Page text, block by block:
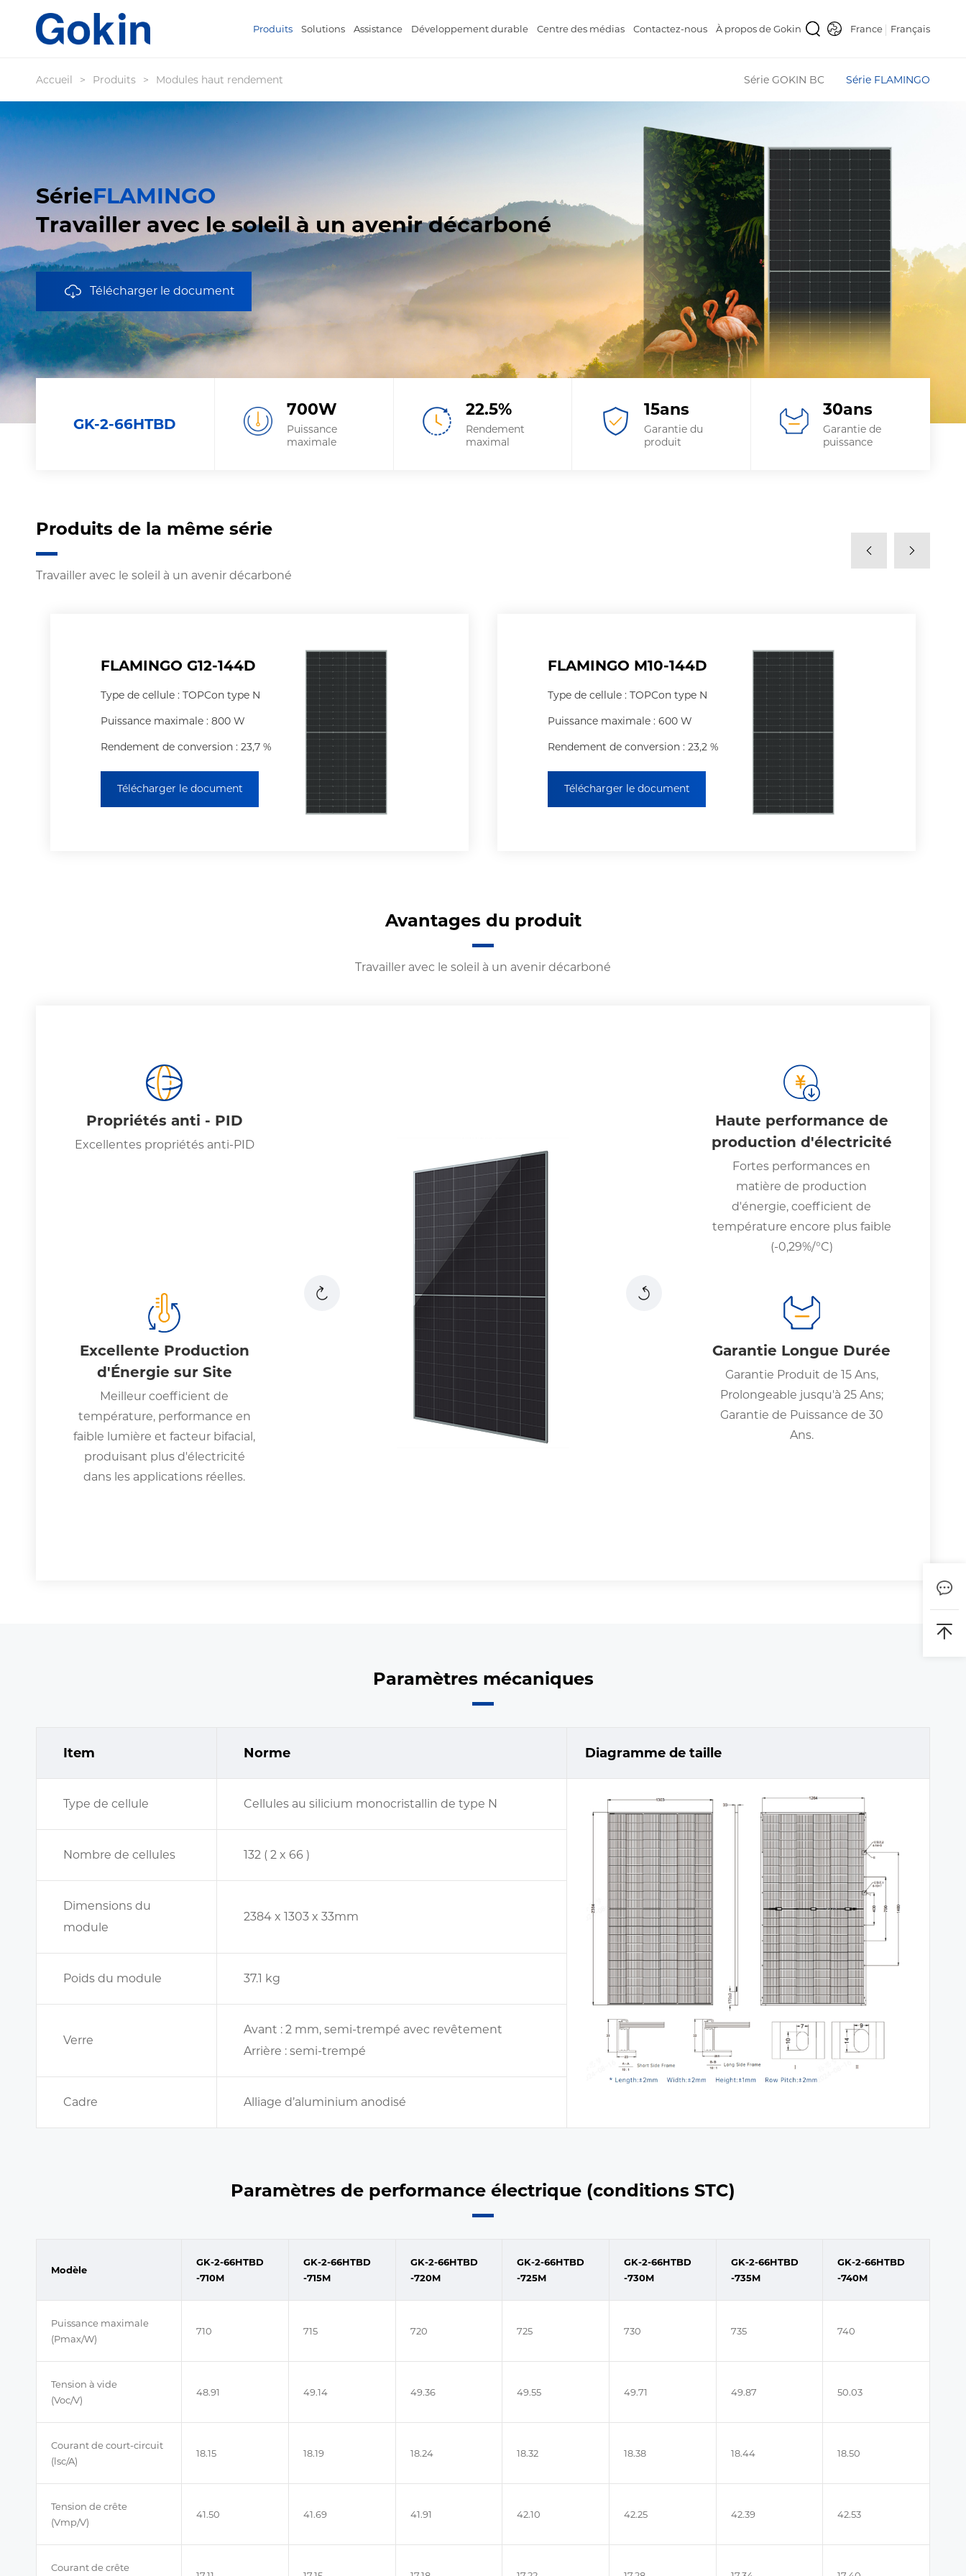
Produits Solutions Assistance Développement durable Centre des médias Contactez-nous À propos de Gokin France Français
Accueil > Produits > Modules haut rendement Série GOKIN BC Série FLAMINGO
SérieFLAMINGO
Travailler avec le soleil à un avenir décarboné
Télécharger le document
GK-2-66HTBD
700W
Puissance
maximale
22.5%
Rendement
maximal
15ans
Garantie du
produit
30ans
Garantie de
puissance
Produits de la même série
Travailler avec le soleil à un avenir décarboné
FLAMINGO G12-144D
Type de cellule : TOPCon type N
Puissance maximale : 800 W
Rendement de conversion : 23,7 %
Télécharger le document
FLAMINGO M10-144D
Type de cellule : TOPCon type N
Puissance maximale : 600 W
Rendement de conversion : 23,2 %
Télécharger le document
Avantages du produit
Travailler avec le soleil à un avenir décarboné
Propriétés anti - PID
Excellentes propriétés anti-PID
Haute performance de
production d'électricité
Fortes performances en
matière de production
d'énergie, coefficient de
température encore plus faible
(-0,29%/°C)
Excellente Production
d'Énergie sur Site
Meilleur coefficient de
température, performance en
faible lumière et facteur bifacial,
produisant plus d'électricité
dans les applications réelles.
Garantie Longue Durée
Garantie Produit de 15 Ans,
Prolongeable jusqu'à 25 Ans;
Garantie de Puissance de 30
Ans.
Paramètres mécaniques
Item Norme
Type de cellule Cellules au silicium monocristallin de type N
Nombre de cellules 132 ( 2 x 66 )
Dimensions du
module
2384 x 1303 x 33mm
Poids du module 37.1 kg
Verre
Avant : 2 mm, semi-trempé avec revêtement
Arrière : semi-trempé
Cadre Alliage d’aluminium anodisé
Diagramme de taille
Paramètres de performance électrique (conditions STC)
Modèle
GK-2-66HTBD
-710M
GK-2-66HTBD
-715M
GK-2-66HTBD
-720M
GK-2-66HTBD
-725M
GK-2-66HTBD
-730M
GK-2-66HTBD
-735M
GK-2-66HTBD
-740M
Puissance maximale
(Pmax/W)
710 715 720 725 730 735 740
Tension à vide
(Voc/V)
48.91 49.14 49.36 49.55 49.71 49.87 50.03
Courant de court-circuit
(lsc/A)
18.15 18.19 18.24 18.32 18.38 18.44 18.50
Tension de crête
(Vmp/V)
41.50 41.69 41.91 42.10 42.25 42.39 42.53
Courant de crête